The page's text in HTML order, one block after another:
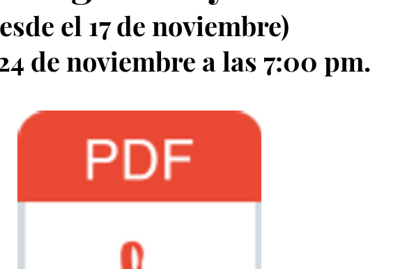
el 17 de noviembre)
de noviembre a las 7:00 pm.